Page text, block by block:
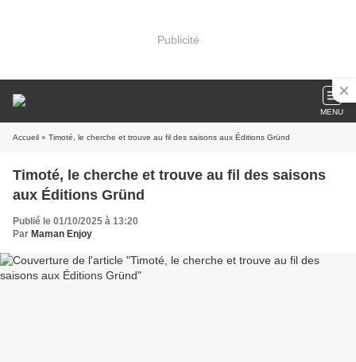
Publicité
MENU
Accueil » Timoté, le cherche et trouve au fil des saisons aux Éditions Gründ
Timoté, le cherche et trouve au fil des saisons
aux Éditions Gründ
Publié le 01/10/2025 à 13:20
Par Maman Enjoy